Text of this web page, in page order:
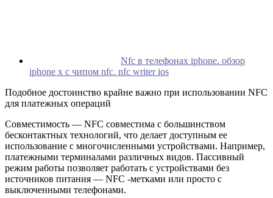
Nfc в телефонах iphone. обзор
iphone x с чипом nfc. nfc writer ios
Подобное достоинство крайне важно при использовании NFC
для платежных операций
Совместимость — NFC совместима с большинством
бесконтактных технологий, что делает доступным ее
использование с многочисленными устройствами. Например,
платежными терминалами различных видов. Пассивный
режим работы позволяет работать с устройствами без
источников питания — NFC -метками или просто с
выключенными телефонами.